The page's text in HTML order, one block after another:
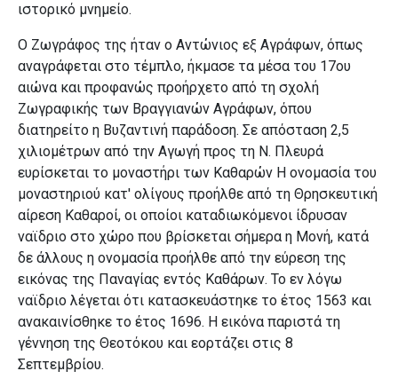
ιστορικό μνημείο.
Ο Ζωγράφος της ήταν ο Αντώνιος εξ Αγράφων, όπως
αναγράφεται στο τέμπλο, ήκμασε τα μέσα του 17ου
αιώνα και προφανώς προήρχετο από τη σχολή
Ζωγραφικής των Βραγγιανών Αγράφων, όπου
διατηρείτο η Βυζαντινή παράδοση. Σε απόσταση 2,5
χιλιομέτρων από την Αγωγή προς τη Ν. Πλευρά
ευρίσκεται το μοναστήρι των Καθαρών Η ονομασία του
μοναστηριού κατ' ολίγους προήλθε από τη Θρησκευτική
αίρεση Καθαροί, οι οποίοι καταδιωκόμενοι ίδρυσαν
ναϊδριο στο χώρο που βρίσκεται σήμερα η Μονή, κατά
δε άλλους η ονομασία προήλθε από την εύρεση της
εικόνας της Παναγίας εντός Καθάρων. Το εν λόγω
ναϊδριο λέγεται ότι κατασκευάστηκε το έτος 1563 και
ανακαινίσθηκε το έτος 1696. Η εικόνα παριστά τη
γέννηση της Θεοτόκου και εορτάζει στις 8
Σεπτεμβρίου.